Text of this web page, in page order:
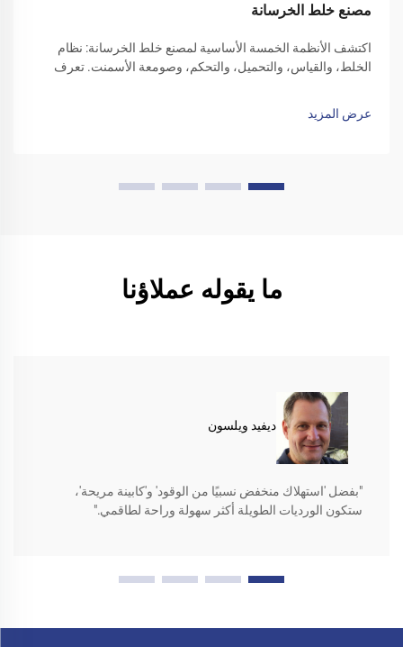
مصنع خلط الخرسانة
اكتشف الأنظمة الخمسة الأساسية لمصنع خلط الخرسانة: نظام
الخلط، والقياس، والتحميل، والتحكم، وصومعة الأسمنت. تعرف
عرض المزيد
ما يقوله عملاؤنا
ديفيد ويلسون
"بفضل 'استهلاك منخفض نسبيًا من الوقود' و'كابينة مريحة'،
ستكون الورديات الطويلة أكثر سهولة وراحة لطاقمي."